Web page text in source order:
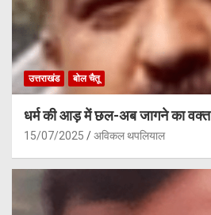
उत्तराखंड बोल चैतू
धर्म की आड़ में छल-अब जागने का वक्त
15/07/2025 अविकल थपलियाल